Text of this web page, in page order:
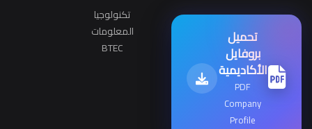
تحميل
بروفايل
الأكاديمية
PDF
Company
Profile
تكنولوجيا
المعلومات
BTEC